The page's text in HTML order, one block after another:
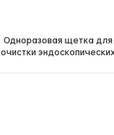
Одноразовая щетка для
очистки